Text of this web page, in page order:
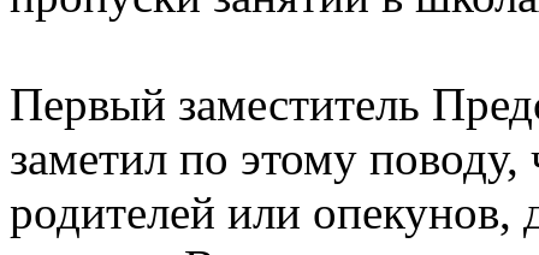
Первый заместитель
заметил по этому
родителей или опекунов,